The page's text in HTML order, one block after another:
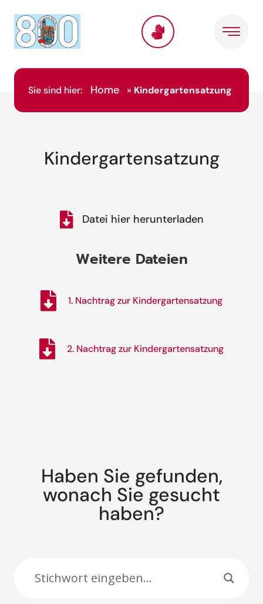
Sie sind hier: Home » Kindergartensatzung
Kindergartensatzung
Datei hier herunterladen
Weitere Dateien
1. Nachtrag zur Kindergartensatzung
2. Nachtrag zur Kindergartensatzung
Haben Sie gefunden,
wonach Sie gesucht
haben?